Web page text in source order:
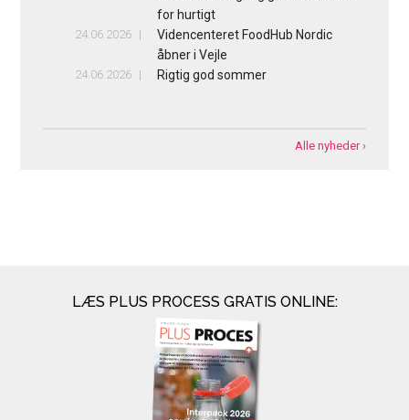
for hurtigt
24.06.2026
Videncenteret FoodHub Nordic
åbner i Vejle
24.06.2026 Rigtig god sommer
Alle nyheder ›
LÆS PLUS PROCESS GRATIS ONLINE: